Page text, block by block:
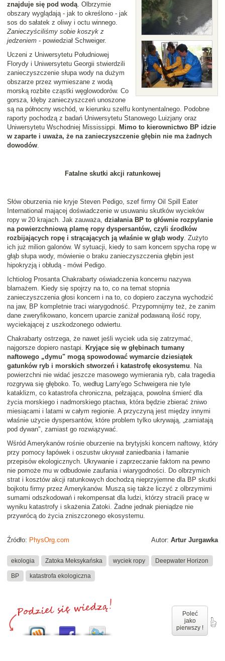
znajduje się pod wodą. Olbrzymie
obszary wyglądają - jak to określono - jak
sos do sałatek z oliwy i octu winnego.
Zanieczyściliśmy sobie koszyk z
jedzeniem - powiedział Schweiger.
Uczeni z Uniwersytetu Południowej
Florydy i Uniwersytetu Georgii stwierdzili
zanieczyszczenie słupa wody na dużym
obszarze przez wymieszane z wodą
morską rozbite cząstki węglowodorów. Co
gorsza, kłęby zanieczyszczeń unoszone
są na północny wschód, w kierunku szelfu kontynentalnego. Podobne
raporty pochodzą z badań Uniwersytetu Stanowego Luizjany oraz
Uniwersytetu Wschodniej Mississippi. Mimo to kierownictwo BP idzie
w zaparte i uważa, że na zanieczyszczenie głębin nie ma żadnych
dowodów.
Fatalne skutki akcji ratunkowej
Słów oburzenia nie kryje Steven Pedigo, szef firmy Oil Spill Eater
International mającej doświadczenie w usuwaniu skutków wycieków
ropy w 20 krajach. Jak zauważa, działania BP to głównie rozpylanie
na powierzchniową plamę ropy dyspersantów, czyli środków
rozbijających ropę i strącających ją właśnie w głąb wody. Zużyto
ich już milion galonów. W sytuacji, kiedy to sam koncern spycha ropę w
głąb słupa wody, mówienie o braku zanieczyszczenia głębin jest
hipokryzją i obłudą - mówi Pedigo.
Ichtiolog Prosanta Chakrabarty oświadczenia koncernu nazywa
blamażem. Kiedy się spojrzy na to, co na temat stopnia
zanieczyszczenia głosi koncern i na to, co dopiero zaczyna wychodzić
na jaw, BP kompletnie traci wiarygodność. Przypomnijmy też, że zanim
dane zweryfikowano, koncern uparcie zaniżał podawaną ilość ropy,
wyciekającej z uszkodzonego odwiertu.
Chakrabarty ostrzega, że nawet jeśli wyciek uda się zatrzymać,
najgorsze dopiero nastąpi. Kryjące się w głębinach tumany
naftowego „dymu" mogą spowodować wymarcie dziesiątek
gatunków ryb i morskich stworzeń i katastrofę ekosystemu. Na
powierzchni nie widać jeszcze masowego wymierania ryb, cała tragedia
rozgrywa się głęboko. To, według Larry'ego Schweigera nie tyle
kataklizm, co katastrofa chroniczna, pełzająca, powolna śmierć dla
życia morskiego i nadmorskiego ptactwa, która będzie zbierać żniwo
miesiącami i latami w całym regionie. A przyczyną jest między innymi
właśnie użycie dyspersantów, które problem tylko ukrywają, „zamiatają
pod dywan", zamiast go rozwiązywać.
Wśród Amerykanów rośnie oburzenie na brytyjski koncern naftowy, który
przy pomocy łapówek i oszustw ukrywał zaniedbania i łamanie
przepisów ekologicznych. Ukrywanie i zaprzeczanie faktom na pewno
nie pomoże mu w odbudowie zaufania i wiarygodności. Do olbrzymich
strat i kosztów akcji ratunkowych dochodzą nieprzyjemne dla BP skutki
bojkotu firmy przez Amerykanów. Muszą się także liczyć z olbrzymimi
sumami odszkodowań i rekompensat dla ludzi, którzy stracili pracę w
wyniku katastrofy i skażenia Zatoki. Żadne jednak pieniądze nie
przywrócą do życia zniszczonego ekosystemu.
Autor: Artur Jurgawka
Źródło: PhysOrg.com
ekologia Zatoka Meksykańska wyciek ropy Deepwater Horizon
BP katastrofa ekologiczna
Poleć
jako
pierwszy !